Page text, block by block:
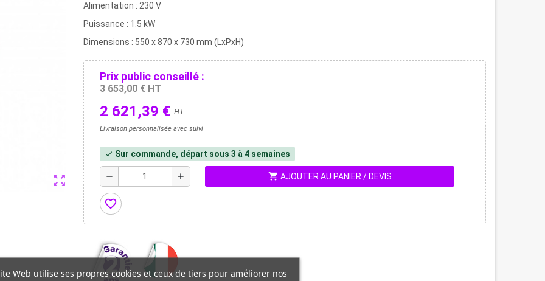
zoom_out_map
Alimentation : 230 V
Puissance : 1.5 kW
Dimensions : 550 x 870 x 730 mm (LxPxH)
Prix public conseillé :
3 653,00 € HT
2 621,39 € HT
Livraison personnalisée avec suivi
check Sur commande, départ sous 3 à 4 semaines
remove add shopping_cart AJOUTER AU PANIER / DEVIS
favorite_border
Web utilise ses propres cookies et ceux de tiers pour améliorer nos